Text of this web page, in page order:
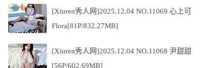
[Xiuren秀人网]2025.12.04 NO.11069 心上可
Flora[81P/832.27MB]
[Xiuren秀人网]2025.12.04 NO.11068 尹甜甜
[56P/602.69MB]